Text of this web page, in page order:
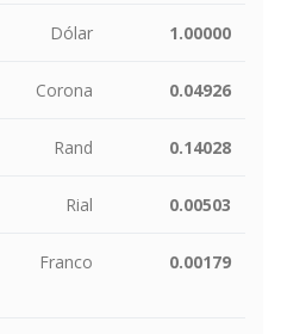
Dólar 1.00000
Corona 0.04926
Rand 0.14028
Rial 0.00503
Franco 0.00179